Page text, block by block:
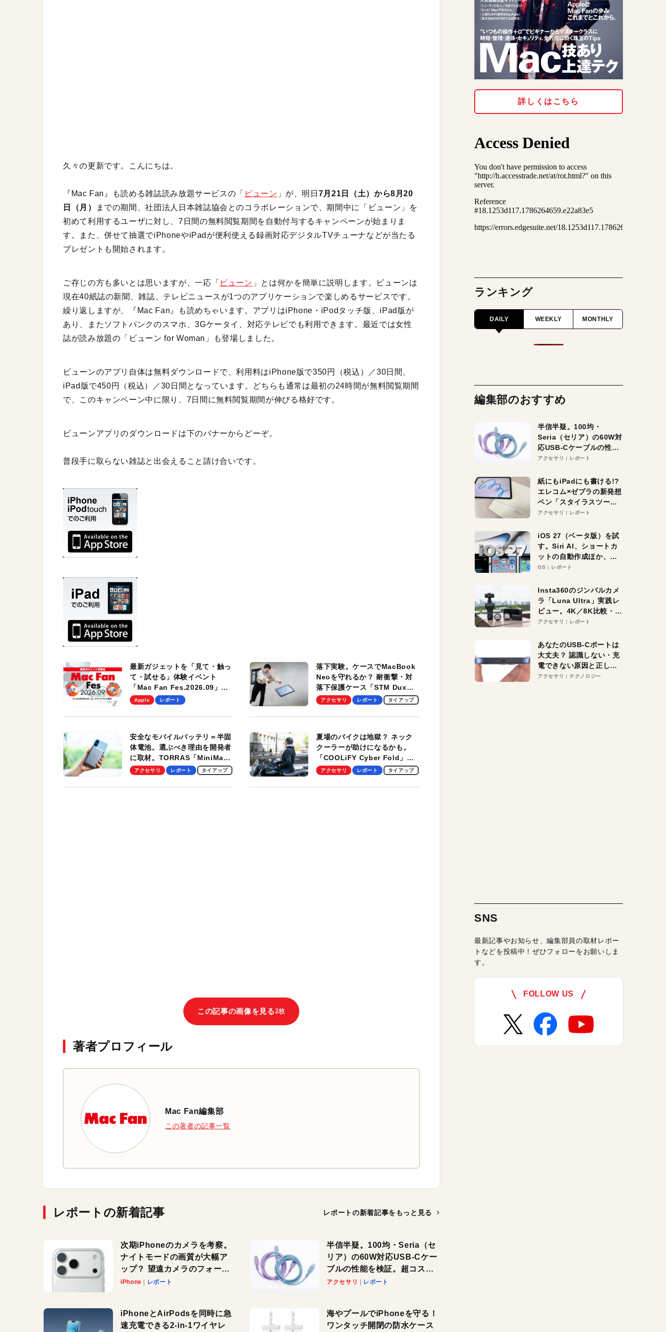
久々の更新です。こんにちは。
『Mac Fan』も読める雑誌読み放題サービスの「 ビューン 」が、明日 7月21日（土）から8月20
日（月）
までの期間、社団法人日本雑誌協会とのコラボレーションで、期間中に「ビューン」を
初めて利用するユーザに対し、7日間の無料閲覧期間を自動付与するキャンペーンが始まりま
す。また、併せて抽選でiPhoneやiPadが便利使える録画対応デジタルTVチューナなどが当たる
プレゼントも開始されます。
ご存じの方も多いとは思いますが、一応「 ビューン 」とは何かを簡単に説明します。ビューンは
現在40紙誌の新聞、雑誌、テレビニュースが1つのアプリケーションで楽しめるサービスです。
繰り返しますが、『Mac Fan』も読めちゃいます。アプリはiPhone・iPodタッチ版、iPad版が
あり、またソフトバンクのスマホ、3Gケータイ、対応テレビでも利用できます。最近では女性
誌が読み放題の「ビューン for Woman」も登場しました。
ビューンのアプリ自体は無料ダウンロードで、利用料はiPhone版で350円（税込）／30日間、
iPad版で450円（税込）／30日間となっています。どちらも通常は最初の24時間が無料閲覧期間
で、このキャンペーン中に限り、7日間に無料閲覧期間が伸びる格好です。
ビューンアプリのダウンロードは下のバナーからどーぞ。
普段手に取らない雑誌と出会えること請け合いです。
最新ガジェットを「見て・触っ
て・試せる」体験イベント
「Mac Fan Fes.2026.09」
を、9月26日（土）に開催しま
Apple レポート
落下実験。ケースでMacBook
Neoを守れるか？ 耐衝撃・対
落下保護ケース「STM Dux
Ultra」を検証。学生、ビジネ
適！
アクセサリ レポート タイアップ
安全なモバイルバッテリ＝半固
体電池。選ぶべき理由を開発者
に取材。TORRAS「MiniMag
Pro」の実機レビューも
アクセサリ レポート タイアップ
夏場のバイクは地獄？ ネック
クーラーが助けになるかも。
「COOLiFY Cyber Fold」レ
ビュー。冷却の速さ、密着する
性がグッド！
アクセサリ レポート タイアップ
この記事の画像を見る2枚
著者プロフィール
Mac Fan編集部
この著者の記事一覧
レポートの新着記事 レポートの新着記事をもっと見る
次期iPhoneのカメラを考察。
ナイトモードの画質が大幅ア
ップ？ 望遠カメラのフォーカ
スがさらにシャープに？
iPhone レポート
半信半疑。100均・Seria（セ
リア）の60W対応USB-Cケー
ブルの性能を検証。超コスパ
の1本を発見か？
アクセサリ レポート
iPhoneとAirPodsを同時に急
速充電できる2-in-1ワイヤレ
海やプールでiPhoneを守る！
ワンタッチ開閉の防水ケース
詳しくはこちら
ランキング
DAILY WEEKLY MONTHLY
編集部のおすすめ
半信半疑。100均・
Seria（セリア）の60W対
応USB-Cケーブルの性能
を検証。超コスパの1本を
アクセサリ レポート
紙にもiPadにも書ける!?
エレコム×ゼブラの新発想
ペン「スタイラスツーウ
ェイ」レビュー。持ち替
アクセサリ レポート
iOS 27（ベータ版）を試
す。Siri AI、ショートカ
ットの自動作成ほか、期
待大の便利機能5選。
る未来はすぐそこ！
OS レポート
Insta360のジンバルカメ
ラ「Luna Ultra」実践レ
ビュー。4K／8K比較・ズ
ーム・夜間撮影をチェッ
アクセサリ レポート
あなたのUSB-Cポートは
大丈夫？ 認識しない・充
電できない原因と正しい
対策
アクセサリ テクノロジー
SNS
最新記事やお知らせ、編集部員の取材レポー
トなどを投稿中！ぜひフォローをお願いしま
す。
FOLLOW US